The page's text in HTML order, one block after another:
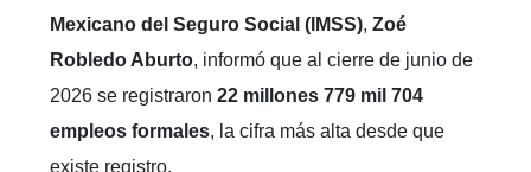
Mexicano del Seguro Social (IMSS), Zoé
Robledo Aburto, informó que al cierre de junio de
2026 se registraron 22 millones 779 mil 704
empleos formales, la cifra más alta desde que
existe registro.